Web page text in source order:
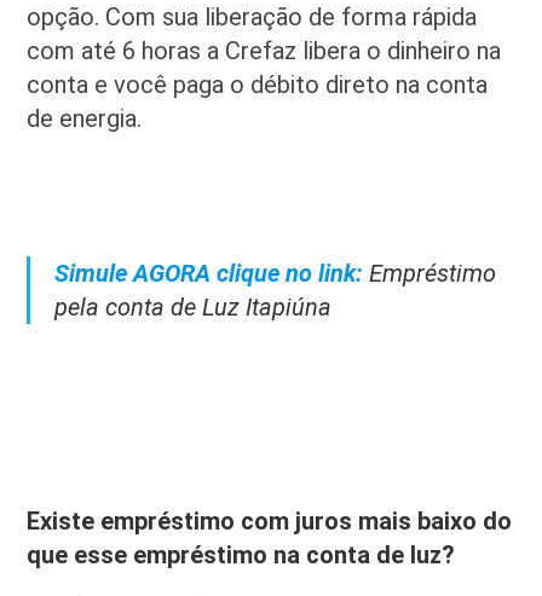
opção. Com sua liberação de forma rápida
com até 6 horas a Crefaz libera o dinheiro na
conta e você paga o débito direto na conta
de energia.
Simule AGORA clique no link: Empréstimo
pela conta de Luz Itapiúna
Existe empréstimo com juros mais baixo do
que esse empréstimo na conta de luz?